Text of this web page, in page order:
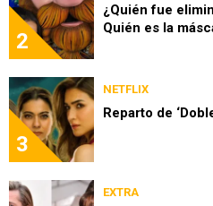
2
¿Quién fue
Quién es la
3
NETFLIX
Reparto de
EXTRA